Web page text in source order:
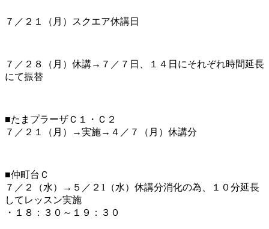
７／２１（月）スクエア休講日
７／２８（月）休講→７／７日、１４日にそれぞれ時間延長
にて振替
■たまプラーザＣ１・Ｃ２
７／２１（月）→実施→４／７（月）休講分
■仲町台 Ｃ
７／２（水）→５／２1（水）休講分消化の為、１０分延長
してレッスン実施
・１８：３０～１９：３０